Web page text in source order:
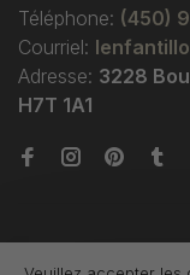
Téléphone: (450)
Courriel:
Adresse: 3228
H7T 1A1